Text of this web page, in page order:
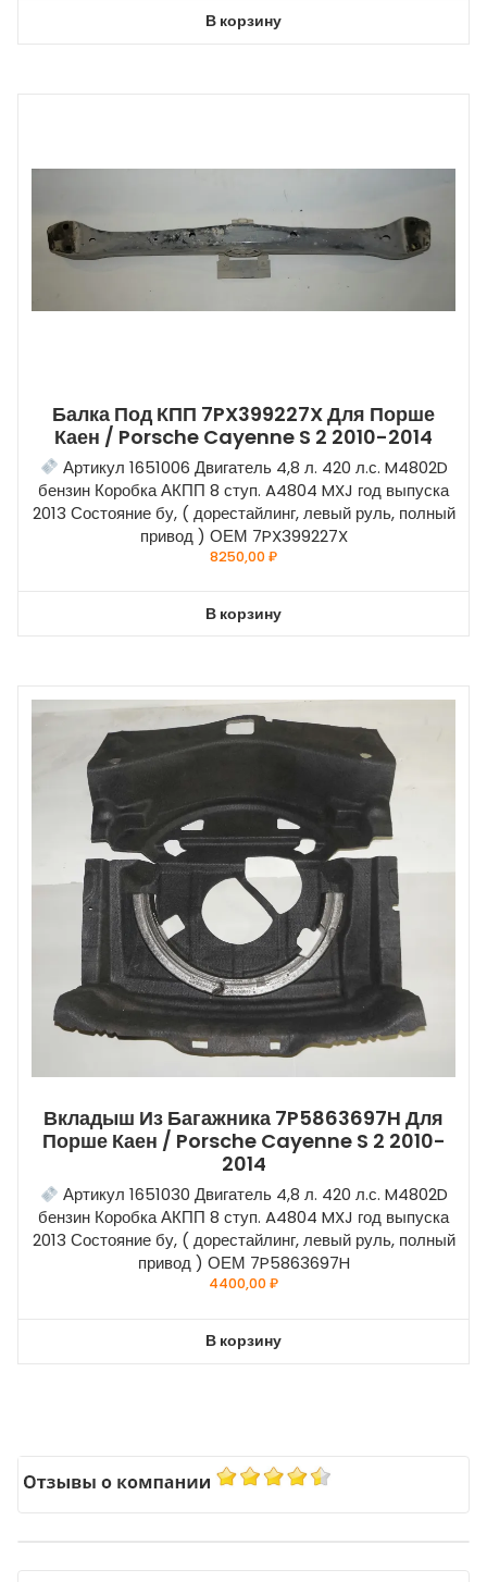
В корзину
Балка Под КПП 7PX399227X Для Порше
Каен / Porsche Cayenne S 2 2010-2014
Артикул 1651006 Двигатель 4,8 л. 420 л.с. M4802D
бензин Коробка АКПП 8 ступ. A4804 MXJ год выпуска
2013 Состояние бу, ( дорестайлинг, левый руль, полный
привод ) ОЕМ 7PX399227X
8250,00₽
В корзину
Вкладыш Из Багажника 7P5863697H Для
Порше Каен / Porsche Cayenne S 2 2010-
2014
Артикул 1651030 Двигатель 4,8 л. 420 л.с. M4802D
бензин Коробка АКПП 8 ступ. A4804 MXJ год выпуска
2013 Состояние бу, ( дорестайлинг, левый руль, полный
привод ) ОЕМ 7P5863697H
4400,00₽
В корзину